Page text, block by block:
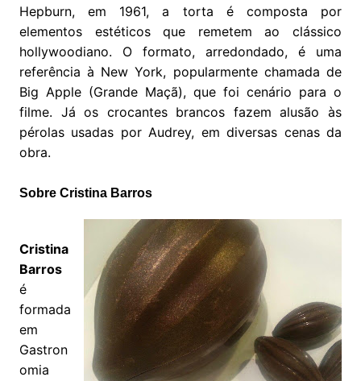
Hepburn, em 1961, a torta é composta por
elementos estéticos que remetem ao clássico
hollywoodiano. O formato, arredondado, é uma
referência à New York, popularmente chamada de
Big Apple (Grande Maçã), que foi cenário para o
filme. Já os crocantes brancos fazem alusão às
pérolas usadas por Audrey, em diversas cenas da
obra.
Sobre Cristina Barros
Cristina
Barros
é
formada
em
Gastron
omia